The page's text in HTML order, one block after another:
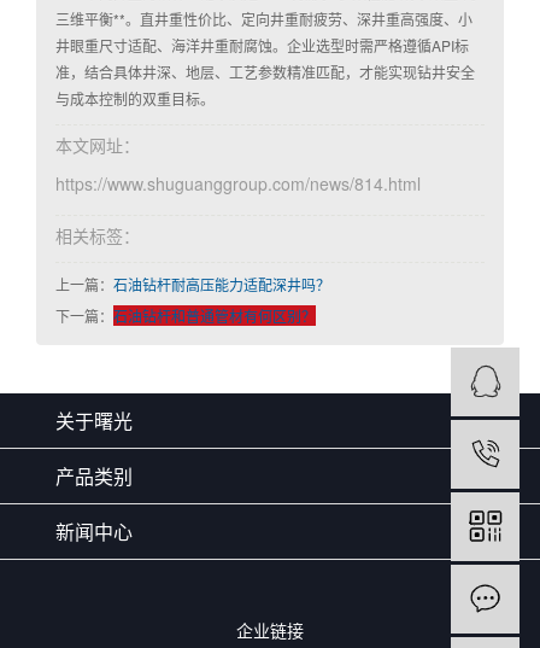
三维平衡**。直井重性价比、定向井重耐疲劳、深井重高强度、小
井眼重尺寸适配、海洋井重耐腐蚀。企业选型时需严格遵循API标
准，结合具体井深、地层、工艺参数精准匹配，才能实现钻井安全
与成本控制的双重目标。
本文网址：
https://www.shuguanggroup.com/news/814.html
相关标签：
上一篇： 石油钻杆耐高压能力适配深井吗？
下一篇： 石油钻杆和普通管材有何区别？
关于曙光
产品类别
新闻中心
企业链接